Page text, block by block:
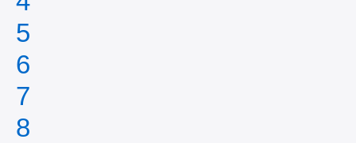
5
6
7
8